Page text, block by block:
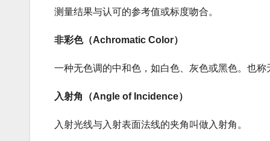
测量结果与认可的参考值或标度吻合。
非彩色（Achromatic Color）
一种无色调的中和色，如白色、灰色或黑色。也称
入射角（Angle of Incidence）
入射光线与入射表面法线的夹角叫做入射角。